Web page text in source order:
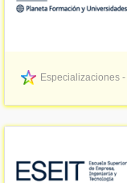
Especializaciones